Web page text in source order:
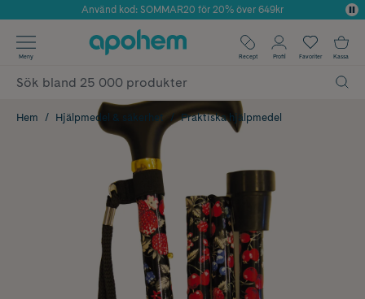
Årets Butik 2025 inom Skönhet
Använd kod: SOMMAR20 för 20% över 649kr
✓ Fri frakt
✓ Poäng på alla köp*
Meny Recept Profil Favoriter Kassa
Hem Hjälpmedel & säkerhet Praktiska hjälpmedel